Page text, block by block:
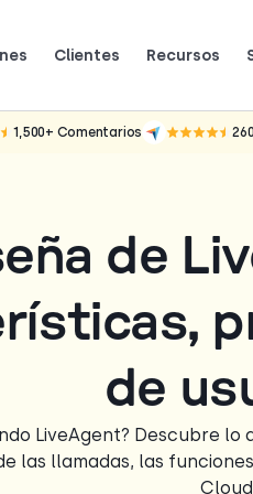
Clientes Recursos
1,500+ Comentarios
de
de
LiveAgent? Descubre lo
las llamadas, las